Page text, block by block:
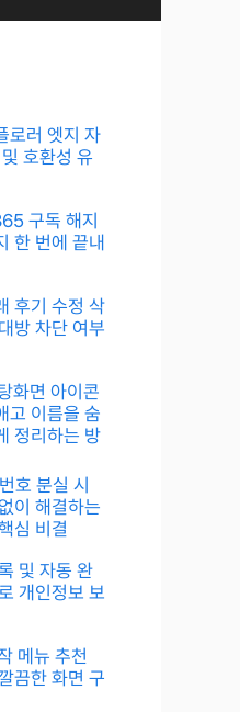
로러 엣지 자
호환성 유
구독 해지
한 번에 끝내
후기 수정 삭
방 차단 여부
화면 아이콘
고 이름을 숨
정리하는 방
호 분실 시
이 해결하는
심 비결
및 자동 완
개인정보 보
메뉴 추천
끔한 화면 구